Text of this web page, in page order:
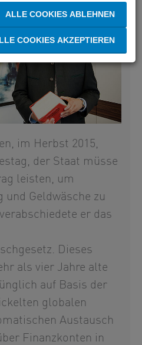
im Herbst 2015,
der Staat müsse
leisten, um
und Geldwäsche zu
er das
Dieses
als vier Jahre alte
auf Basis der
globalen
Austausch
Finanzkonten in
ALLE COOKIES ABLEHNEN
COOKIES AKZEPTIEREN